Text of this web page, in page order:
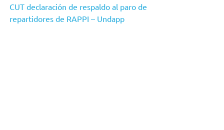
CUT declaración de respaldo al paro de
repartidores de RAPPI – Undapp